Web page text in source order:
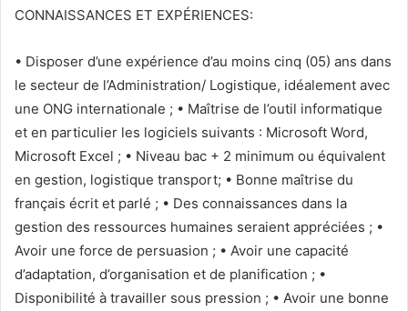
CONNAISSANCES ET EXPÉRIENCES:
• Disposer d’une expérience d’au moins cinq (05) ans dans
le secteur de l’Administration/ Logistique, idéalement avec
une ONG internationale ; • Maîtrise de l’outil informatique
et en particulier les logiciels suivants : Microsoft Word,
Microsoft Excel ; • Niveau bac + 2 minimum ou équivalent
en gestion, logistique transport; • Bonne maîtrise du
français écrit et parlé ; • Des connaissances dans la
gestion des ressources humaines seraient appréciées ; •
Avoir une force de persuasion ; • Avoir une capacité
d’adaptation, d’organisation et de planification ; •
Disponibilité à travailler sous pression ; • Avoir une bonne